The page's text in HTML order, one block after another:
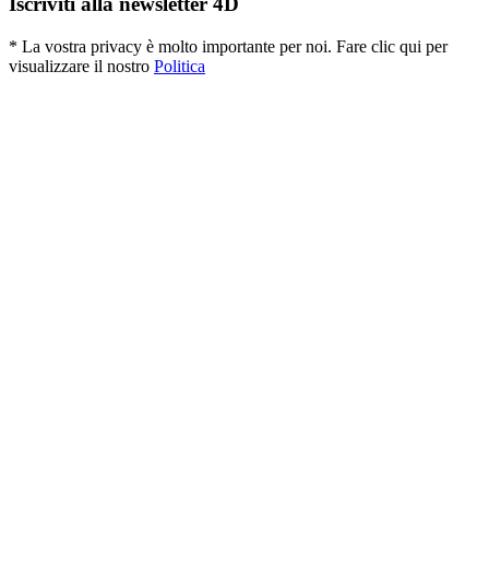
* La vostra privacy è molto importante per noi. Fare clic qui per
visualizzare il nostro Politica